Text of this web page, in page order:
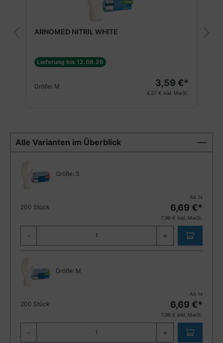
ARNOMED NITRIL WHITE
Lieferung bis 12.08.26
Größe: M 3,59 €*
4,27 € inkl. MwSt.
Alle Varianten im Überblick
Größe: S
200 Stück
Ab 1 x
6,69 €*
7,96 € inkl. MwSt.
- +
Größe: M
200 Stück
Ab 1 x
6,69 €*
7,96 € inkl. MwSt.
- +